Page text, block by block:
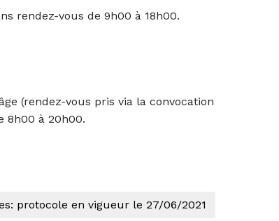
rendez-vous de 9h00 à 18h00.
(rendez-vous pris via la convocation
8h00 à 20h00.
protocole en vigueur le 27/06/2021